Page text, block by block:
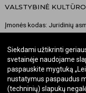
VALSTYBINĖ
Įmonės kodas: Juridinių
Telefonas: +370 699 13972
El. paštas: komisija@vkpk.lt
BENDRAUKIME
Siekdami užtikrinti
svetainėje naudojame
paspauskite mygtuką
nustatymus paspaudus
(techninių) slapukų